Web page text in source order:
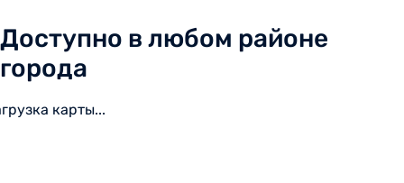
Доступно в любом районе
города
карты...